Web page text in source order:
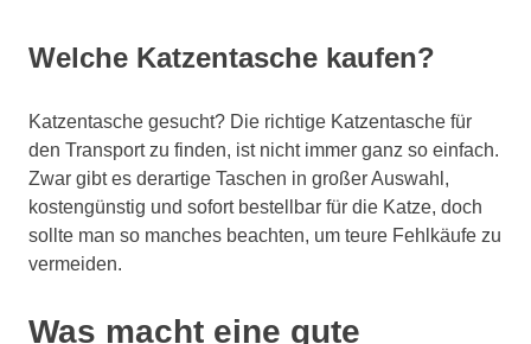
Welche Katzentasche kaufen?
Katzentasche gesucht? Die richtige Katzentasche für
den Transport zu finden, ist nicht immer ganz so einfach.
Zwar gibt es derartige Taschen in großer Auswahl,
kostengünstig und sofort bestellbar für die Katze, doch
sollte man so manches beachten, um teure Fehlkäufe zu
vermeiden.
Was macht eine gute